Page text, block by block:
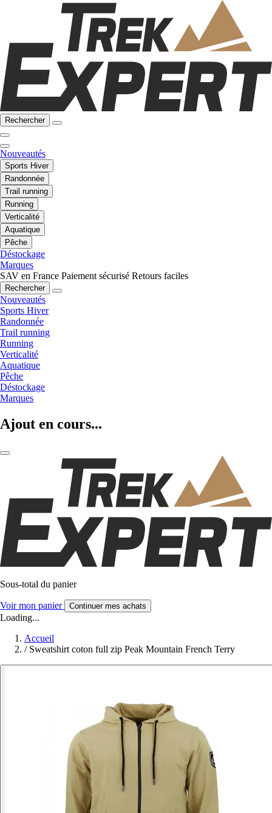
Rechercher
Nouveautés
Sports Hiver
Randonnée
Trail running
Running
Verticalité
Aquatique
Pêche
Déstockage
Marques
SAV en France Paiement sécurisé Retours faciles
Rechercher
Nouveautés
Sports Hiver
Randonnée
Trail running
Running
Verticalité
Aquatique
Pêche
Déstockage
Marques
Ajout en cours...
Sous-total du panier
Voir mon panier Continuer mes achats
Loading...
Accueil
/ Sweatshirt coton full zip Peak Mountain French Terry